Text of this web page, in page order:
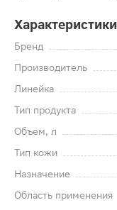
Характеристики
Бренд
Производитель
Линейка
Тип продукта
Объем, л
Тип кожи
Назначение
Область применения